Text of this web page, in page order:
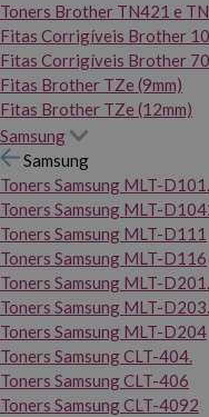
Toners Brother TN421 e
Fitas Corrigíveis Brother
Fitas Corrigíveis Brother
Fitas Brother TZe (9mm)
Fitas Brother TZe (12mm)
Samsung
Samsung
Toners Samsung MLT-D101.
Toners Samsung MLT-
Toners Samsung MLT-D111
Toners Samsung MLT-D116
Toners Samsung MLT-D201.
Toners Samsung MLT-D203.
Toners Samsung MLT-D204
Toners Samsung CLT-404.
Toners Samsung CLT-406
Toners Samsung CLT-4092